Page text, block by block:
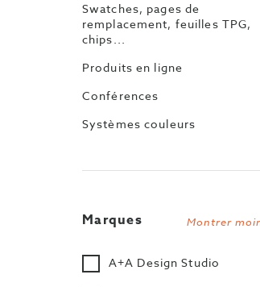
Swatches, pages de
remplacement, feuilles TPG,
chips...
Produits en ligne
Conférences
Systèmes couleurs
Marques Montrer
A+A Design Studio